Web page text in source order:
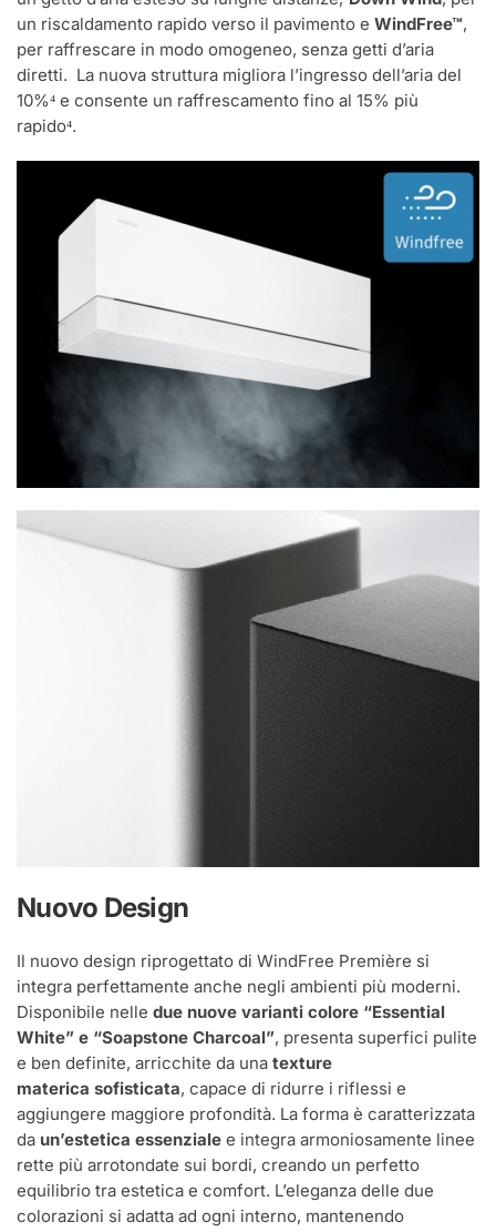
un riscaldamento rapido verso il pavimento e WindFree™,
per raffrescare in modo omogeneo, senza getti d’aria
diretti. La nuova struttura migliora l’ingresso dell’aria del
10%⁴ e consente un raffrescamento ­fino al 15% più
rapido⁴.
Nuovo Design
Il nuovo design riprogettato di WindFree Première si
integra perfettamente anche negli ambienti più moderni.
Disponibile nelle due nuove varianti colore “Essential
White” e “Soapstone Charcoal”, presenta superfici pulite
e ben definite, arricchite da una texture
materica sofisticata, capace di ridurre i riflessi e
aggiungere maggiore profondità. La forma è caratterizzata
da un’estetica essenziale e integra armoniosamente linee
rette più arrotondate sui bordi, creando un perfetto
equilibrio tra estetica e comfort. L’eleganza delle due
colorazioni si adatta ad ogni interno, mantenendo